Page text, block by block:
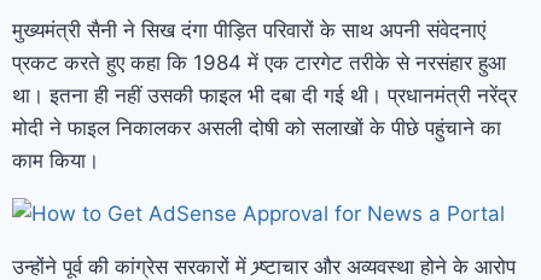
मुख्यमंत्री सैनी ने सिख दंगा पीड़ित परिवारों के साथ अपनी संवेदनाएं
प्रकट करते हुए कहा कि 1984 में एक टारगेट तरीके से नरसंहार हुआ
था। इतना ही नहीं उसकी फाइल भी दबा दी गई थी। प्रधानमंत्री नरेंद्र
मोदी ने फाइल निकालकर असली दोषी को सलाखों के पीछे पहुंचाने का
काम किया।
उन्होंने पूर्व की कांग्रेस सरकारों में भ्र्ष्टाचार और अव्यवस्था होने के आरोप